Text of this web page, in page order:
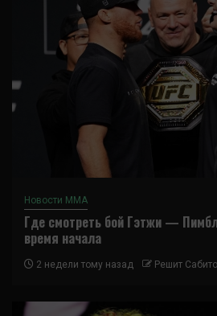
Новости ММА
Где смотреть бой Гэтжи —
время начала
2 недели тому назад Решит